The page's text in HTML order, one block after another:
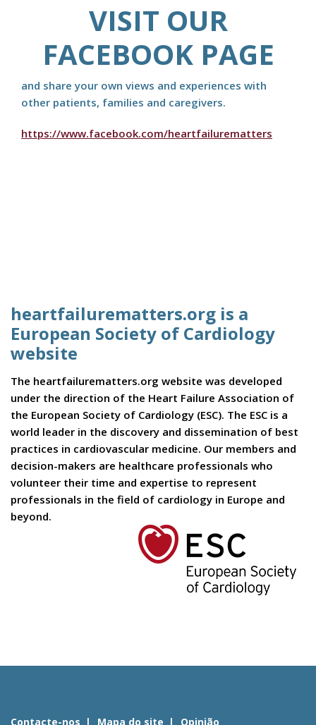
VISIT OUR
FACEBOOK PAGE
and share your own views and experiences with
other patients, families and caregivers.
https://www.facebook.com/heartfailurematters
heartfailurematters.org is a
European Society of Cardiology
website
The heartfailurematters.org website was developed
under the direction of the Heart Failure Association of
the European Society of Cardiology (ESC). The ESC is a
world leader in the discovery and dissemination of best
practices in cardiovascular medicine. Our members and
decision-makers are healthcare professionals who
volunteer their time and expertise to represent
professionals in the field of cardiology in Europe and
beyond.
Contacte-nos Mapa do site Opinião